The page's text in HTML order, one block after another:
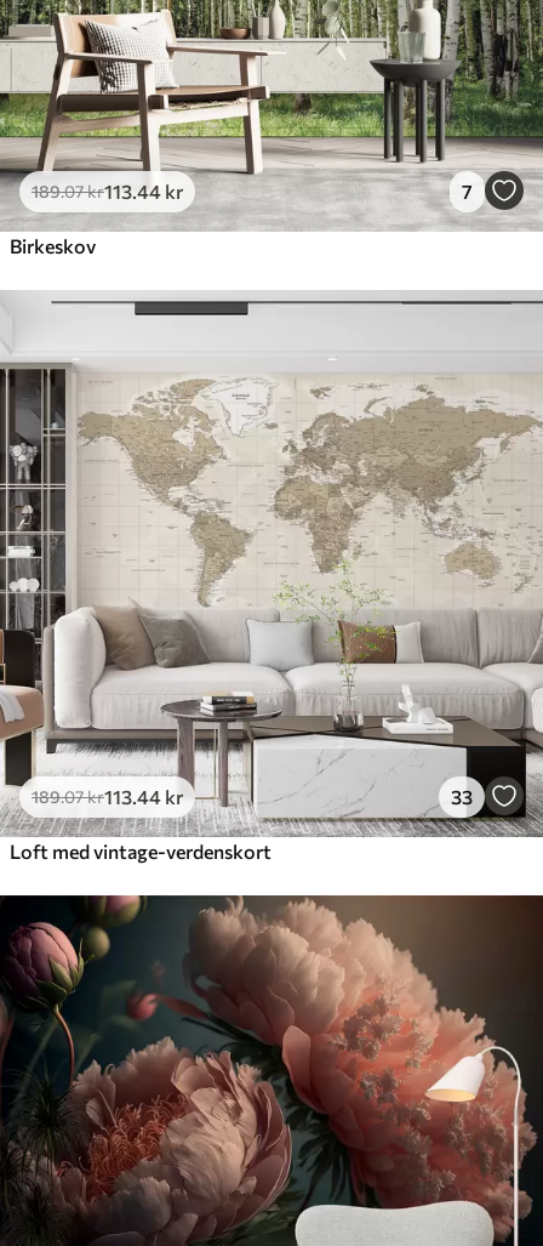
189.07kr113 .44 kr 7
Birkeskov
189.07kr113 .44 kr 33
Loft med vintage-verdenskort